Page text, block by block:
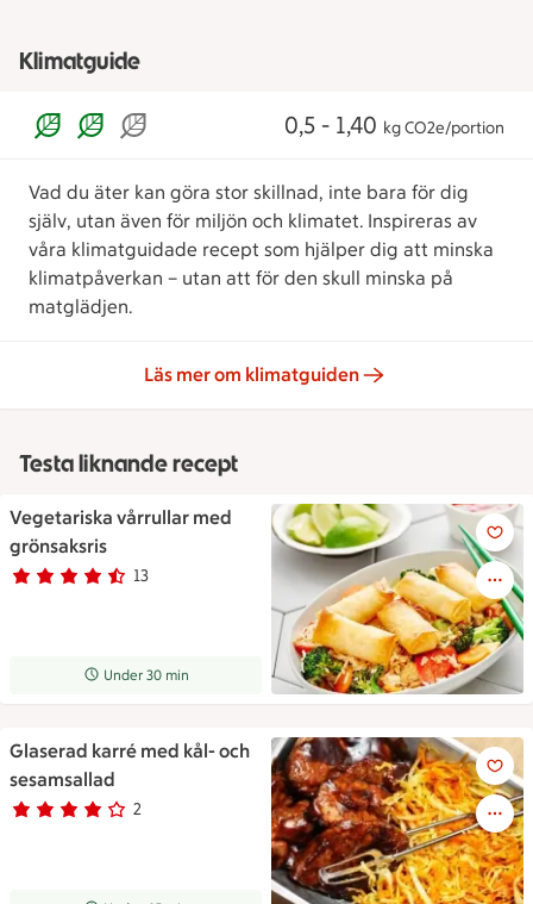
Klimatguide
0,5 - 1,40 kg CO2e/portion
Vad du äter kan göra stor skillnad, inte bara för dig
själv, utan även för miljön och klimatet. Inspireras av
våra klimatguidade recept som hjälper dig att minska
klimatpåverkan – utan att för den skull minska på
matglädjen.
Läs mer om klimatguiden
Testa liknande recept
Vegetariska vårrullar med
grönsaksris
Betyg 4.2 av 5. 13
13 personer har röstat
Receptet tar Under 30 min att tillaga
Under 30 min
Vegetariska vårrullar med
Glaserad karré med kål- och
sesamsallad
Betyg 4 av 5.
2
2 personer har röstat
Glaserad karré med kål- och